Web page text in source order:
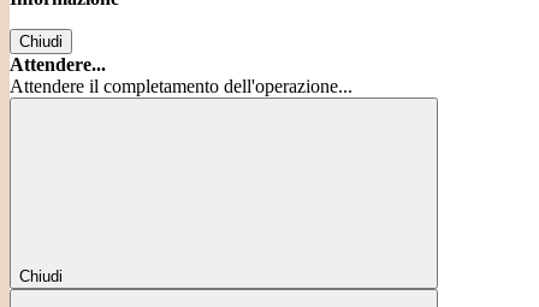
Chiudi
Attendere...
Attendere il completamento dell'operazione...
Chiudi